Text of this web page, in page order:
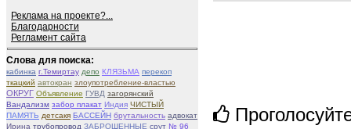
Реклама на проекте?...
Благодарности
Регламент сайта
Слова для поиска:
кабинка г.Темиртау депо КЛЯЗЬМА перекоп
ткацкий автокран злоупотребление-властью
ОКРУГ Объявление ГУВД загорянский
Вандализм забор плакат Индия ЧИСТЫЙ
ПАМЯТЬ детсакя БАССЕЙН брутальность адвокат
Ирина трубопровод ЗАБРОШЕННЫЕ срут № 96